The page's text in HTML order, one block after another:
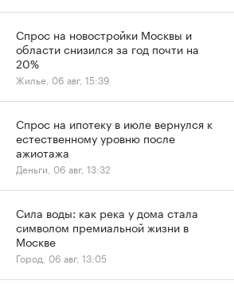
Спрос на новостройки Москвы и
области снизился за год почти на
20%
Жилье, 06 авг, 15:39
Спрос на ипотеку в июле вернулся к
естественному уровню после
ажиотажа
Деньги, 06 авг, 13:32
Сила воды: как река у дома стала
символом премиальной жизни в
Москве
Город, 06 авг, 13:05